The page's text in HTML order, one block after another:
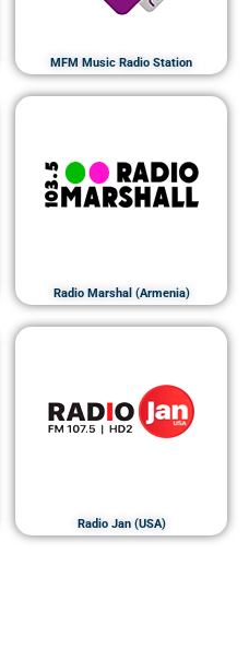
MFM Music Radio Station
Radio Marshal (Armenia)
Radio Jan (USA)